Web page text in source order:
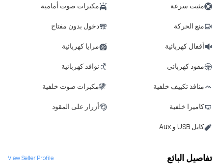
مثبت سرعة مكبرات صوت أمامية
منع الحركة دخول بدون مفتاح
أقفال كهربائية مرايا كهربائية
مقود كهربائي نوافذ كهربائية
منافذ تكييف خلفية مكبرات صوت خلفية
كاميرا خلفية أزرار على المقود
كابل USB و Aux
تفاصيل البائع View Seller Profile